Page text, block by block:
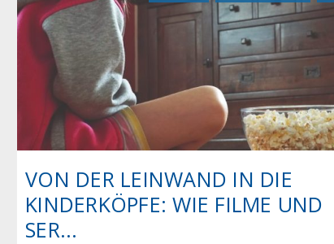
VON DER LEINWAND IN DIE
KINDERKÖPFE: WIE FILME UND
SER...